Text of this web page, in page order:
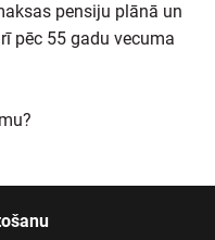
pensiju plānā un
pēc 55 gadu vecuma